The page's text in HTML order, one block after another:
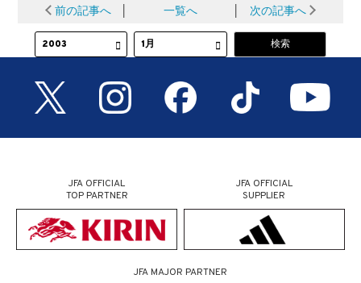
前の記事へ │ 一覧へ │ 次の記事へ
JFA OFFICIAL
TOP PARTNER
JFA OFFICIAL
SUPPLIER
JFA MAJOR PARTNER